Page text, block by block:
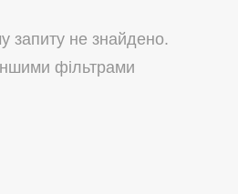
запиту не знайдено.
фільтрами